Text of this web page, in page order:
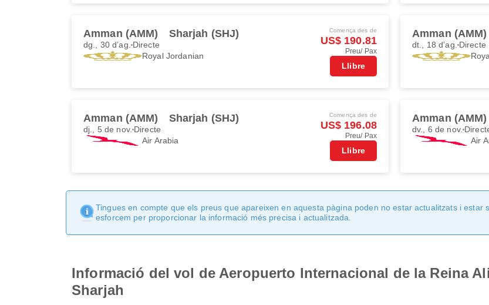
Amman (AMM) Sharjah (SHJ)
dg., 30 d’ag. Directe
Royal Jordanian
Comença des de
US$ 190.81
Preu/ Pax
Llibre
Amman (AMM)
dt., 18 d’ag. Directe
Amman (AMM) Sharjah (SHJ)
dj., 5 de nov. Directe
Air Arabia
Comença des de
US$ 196.08
Preu/ Pax
Llibre
Amman (AMM)
dv., 6 de nov.
Air
Tingues en compte que els preus que apareixen en aquesta pàgina poden no estar actualitzats i estar
esforcem per proporcionar la informació més precisa i actualitzada.
Informació del vol de Aeropuerto Internacional de la Reina
Sharjah